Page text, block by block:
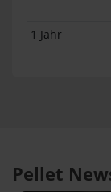
1 Jahr
Pellet